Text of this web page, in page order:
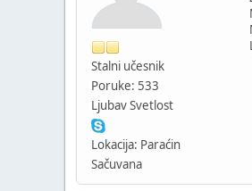
Stalni učesnik
Poruke: 533
Ljubav Svetlost
Lokacija: Paraćin
Sačuvana